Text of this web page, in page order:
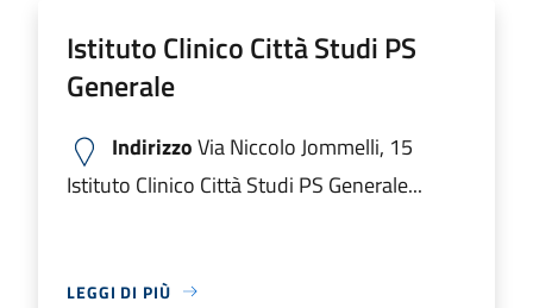
Istituto Clinico Città Studi PS
Generale
IndirizzoVia Niccolo Jommelli, 15
Istituto Clinico Città Studi PS Generale...
LEGGI DI PIÙ